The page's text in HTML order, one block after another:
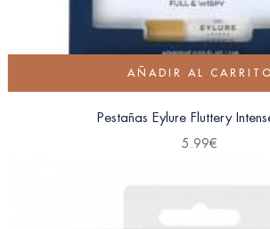
AÑADIR AL CARRITO
Pestañas Eylure Fluttery
5.99€